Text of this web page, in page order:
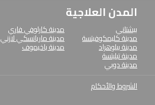
المدن العلاجية
بيشتاني
مدينة كليمكوفيتسة
مدينة بيلوهراد
مدينة تبليتسة
مدينة دوبي
مدينة كارلوفي فاري
مدينة ماريانسكي لازني
مدينة ياخيموف
الشروط والأحكام